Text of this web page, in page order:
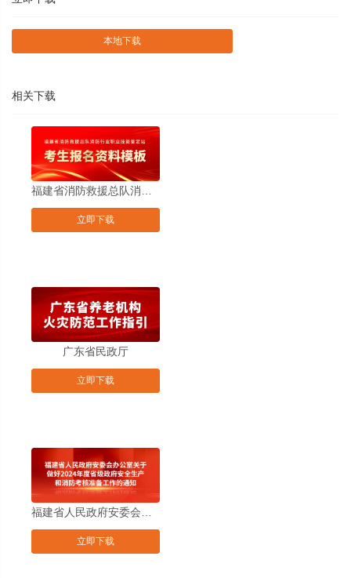
本地下载
相关下载
立即下载
广东省民政厅
广东省消防救援总队关于印发
《广东省养老机构火灾防范工作指引》
立即下载
立即下载